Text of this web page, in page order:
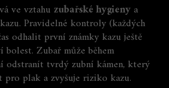
ve vztahu zubařské hygieny a
Pravidelné kontroly (každých
odhalit první známky kazu ještě
Zubař může během
odstranít tvrdý zubní kámen, který
plak a zvyšuje riziko kazu.